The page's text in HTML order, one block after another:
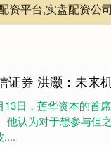
资平台,实盘配资公
证券 洪灏：未来
13日，莲华资本的首
他认为对于想参与但
....